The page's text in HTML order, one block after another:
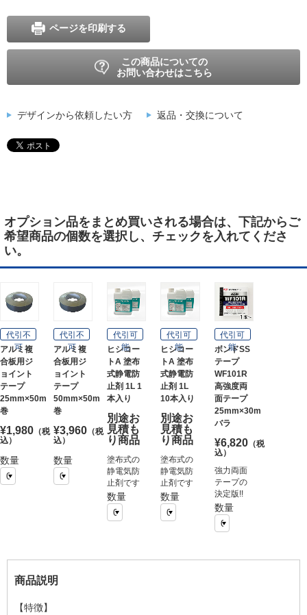
ページを印刷する
この商品についての
お問い合わせはこちら
デザインから依頼したい方 返品・交換について
オプション品をまとめ買いされる場合は、下記からご
希望商品の個数を選択し、チェックを入れてくださ
い。
代引不
可
アルミ複
合板用ジ
ョイント
テープ
25mm×50m
巻
¥1,980 （税
込）
数量
代引不
可
アルミ複
合板用ジ
ョイント
テープ
50mm×50m
巻
¥3,960 （税
込）
数量
代引可
能
ヒシコー
トA 塗布
式静電防
止剤 1L 1
本入り
別途お
見積も
り商品
塗布式の
静電気防
止剤です
数量
代引可
能
ヒシコー
トA 塗布
式静電防
止剤 1L
10本入り
別途お
見積も
り商品
塗布式の
静電気防
止剤です
数量
代引可
能
ボンドSS
テープ
WF101R
高強度両
面テープ
25mm×30m
バラ
¥6,820（税
込）
強力両面
テープの
決定版!!
数量
商品説明
【特徴】